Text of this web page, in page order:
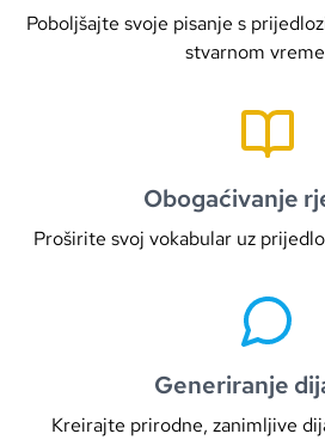
Poboljšajte svoje pisanje s
stvarnom
Obogaćivanje
Proširite svoj vokabular uz
Generiranje
Kreirajte prirodne, zanimljive